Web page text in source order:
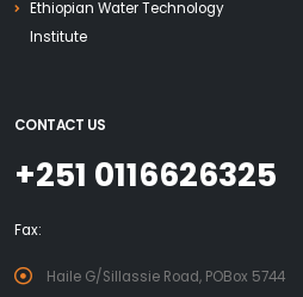
Ethiopian Water Technology
Institute
CONTACT US
+251 0116626325
Fax:
Haile G/Sillassie Road, POBox 5744